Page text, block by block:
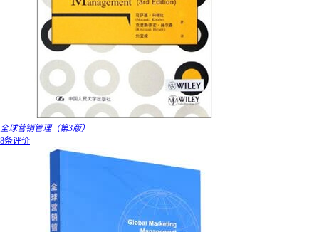
全球营销管理（第3版）
8条评价